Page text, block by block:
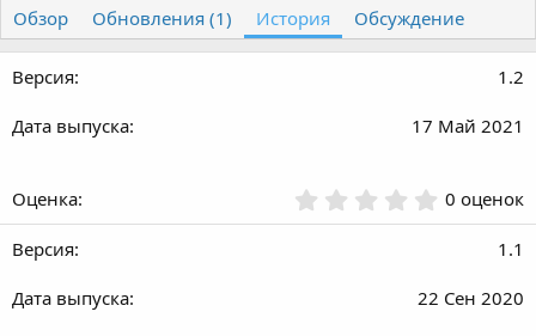
т
о
р
т
а
с
д
и
Обзор Обновления (1) История Обсуждение
1.2
17 Май 2021
0
.
в
0 оценок
1.1
22 Сен 2020